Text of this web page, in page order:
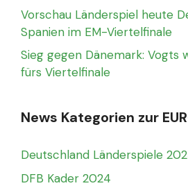
Vorschau Länderspiel heute
Spanien im EM-Viertelfinale
Sieg gegen Dänemark: Vogts
fürs Viertelfinale
News Kategorien zur
Deutschland Länderspiele
DFB Kader 2024